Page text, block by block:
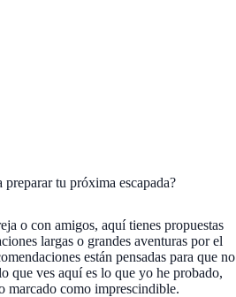
preparar tu próxima escapada?
o con amigos, aquí tienes propuestas
largas o grandes aventuras por el
están pensadas para que no
que ves aquí es lo que yo he probado,
marcado como imprescindible.